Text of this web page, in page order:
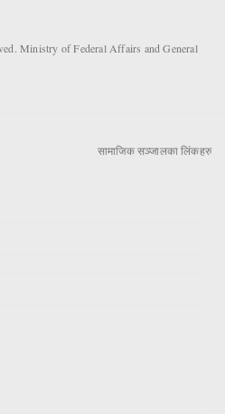
Ministry of Federal Affairs and General
सामाजिक सञ्जालका लिंकहरु